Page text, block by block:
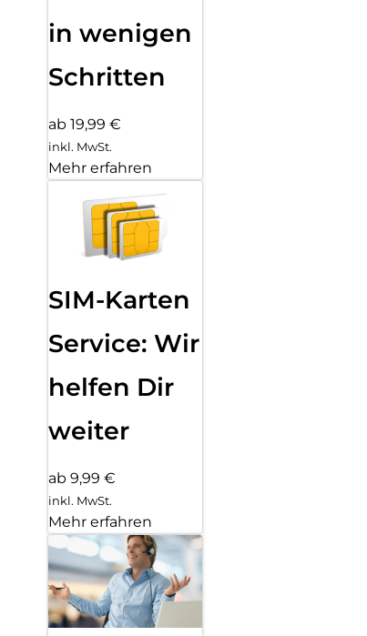
in wenigen
Schritten
ab 19,99 €
inkl. MwSt.
Mehr erfahren
SIM-Karten
Service: Wir
helfen Dir
weiter
ab 9,99 €
inkl. MwSt.
Mehr erfahren